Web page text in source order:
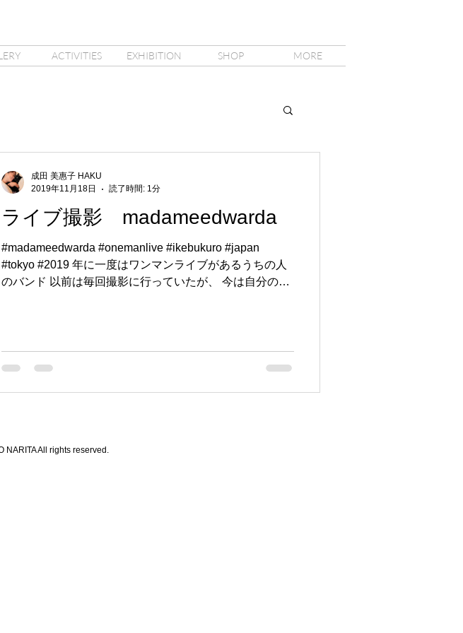
ACTIVITIES EXHIBITION SHOP MORE
ライブ撮影 madameedwarda
#madameedwarda #onemanlive #ikebukuro #japan
#tokyo #2019 年に一度はワンマンライブがあるうちの人
のバンド 以前は毎回撮影に行っていたが、 今は自分の体
成田 美惠子 HAKU
2019年11月18日
読了時間: 1分
NARITA All rights reserved.